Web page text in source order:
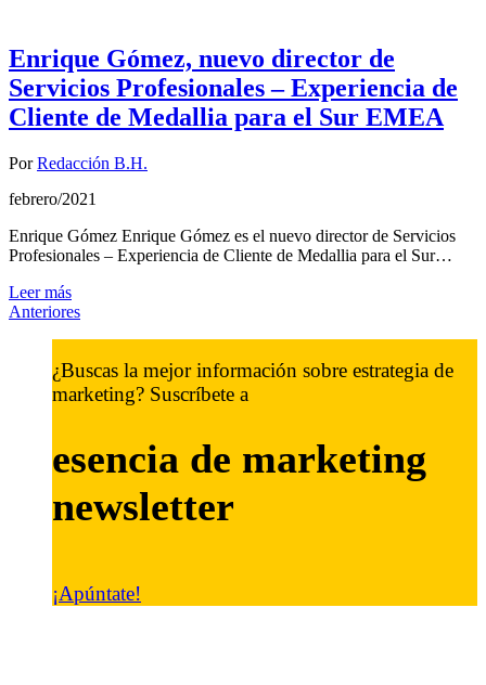
Enrique Gómez, nuevo director de
Servicios Profesionales – Experiencia de
Cliente de Medallia para el Sur EMEA
PorRedacción B.H.
febrero/2021
Enrique Gómez Enrique Gómez es el nuevo director de Servicios
Profesionales – Experiencia de Cliente de Medallia para el Sur…
Leer más
Anteriores
¿Buscas la mejor información sobre estrategia de
marketing? Suscríbete a
esencia de marketing
newsletter
¡Apúntate!